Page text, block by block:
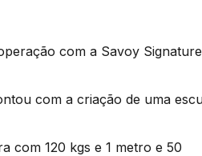
com a Savoy
com a criação de uma
com 120 kgs e 1 metro e 50